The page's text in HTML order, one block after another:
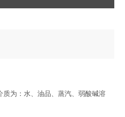
为：水、油品、蒸汽、弱酸碱溶